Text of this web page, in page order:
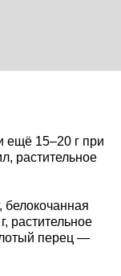
ещё 15–20 г при
растительное
растительное
перец —